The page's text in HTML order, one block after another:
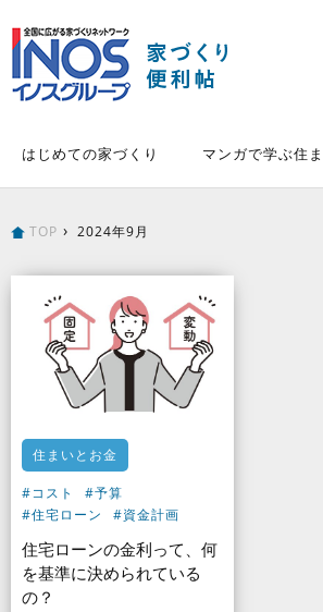
はじめての家づくり マンガで学ぶ住
TOP 2024年9月
住まいとお金
#コスト
#予算
#住宅ローン
#資金計画
住宅ローンの金利って、何
を基準に決められている
の？